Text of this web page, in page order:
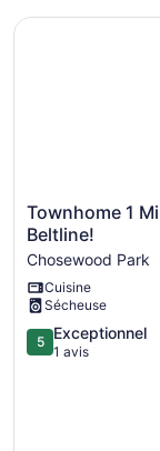
Townhome
1
Mi
to
Grant
Park
&
Atlanta
Townhome 1
Beltline!
Chosewood Park
Cuisine
Sécheuse
5.0
sur
5 Exceptionnel
1 avis
Townhome 1 Mi